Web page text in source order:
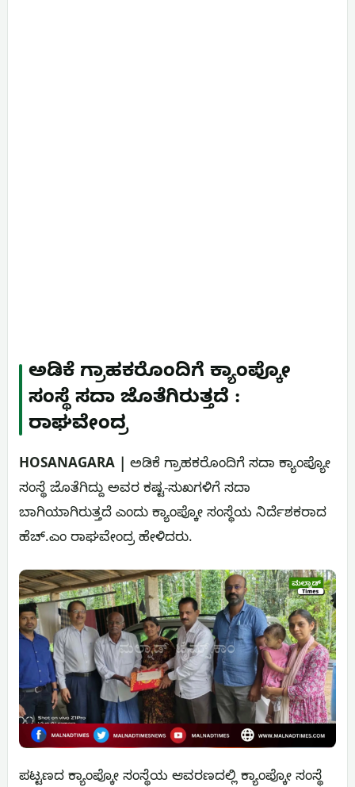
ಅಡಿಕೆ ಗ್ರಾಹಕರೊಂದಿಗೆ ಕ್ಯಾಂಪ್ಕೋ
ಸಂಸ್ಥೆ ಸದಾ ಜೊತೆಗಿರುತ್ತದೆ :
ರಾಘವೇಂದ್ರ
HOSANAGARA | ಅಡಿಕೆ ಗ್ರಾಹಕರೊಂದಿಗೆ ಸದಾ ಕ್ಯಾಂಪ್ಯೋ
ಸಂಸ್ಥೆ ಜೊತೆಗಿದ್ದು ಅವರ ಕಷ್ಟ-ಸುಖಗಳಿಗೆ ಸದಾ
ಬಾಗಿಯಾಗಿರುತ್ತದೆ ಎಂದು ಕ್ಯಾಂಪ್ಕೋ ಸಂಸ್ಥೆಯ ನಿರ್ದೆಶಕರಾದ
ಹೆಚ್.ಎಂ ರಾಘವೇಂದ್ರ ಹೇಳಿದರು.
ಪಟ್ಟಣದ ಕ್ಯಾಂಪ್ಕೋ ಸಂಸ್ಥೆಯ ಆವರಣದಲ್ಲಿ ಕ್ಯಾಂಪ್ಕೋ ಸಂಸ್ಥೆ